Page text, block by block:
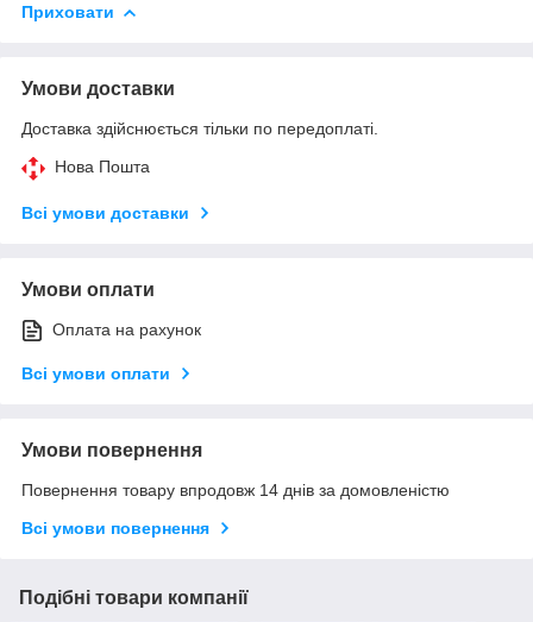
Приховати
Умови доставки
Доставка здійснюється тільки по передоплаті.
Нова Пошта
Всі умови доставки
Умови оплати
Оплата на рахунок
Всі умови оплати
Умови повернення
Повернення товару впродовж 14 днів за домовленістю
Всі умови повернення
Подібні товари компанії